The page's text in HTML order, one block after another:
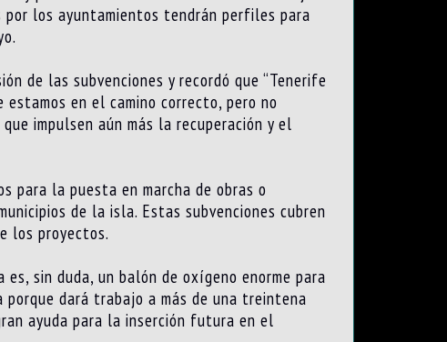
los ayuntamientos tendrán perfiles para
de las subvenciones y recordó que “Tenerife
en el camino correcto, pero no
impulsen aún más la recuperación y el
para la puesta en marcha de obras o
de la isla. Estas subvenciones cubren
los proyectos.
es, sin duda, un balón de oxígeno enorme para
dará trabajo a más de una treintena
ayuda para la inserción futura en el